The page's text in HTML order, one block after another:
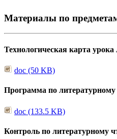
Материалы по
Технологическая карта
doc (50 KB)
Программа по
doc (133.5 KB)
Контроль по литературному